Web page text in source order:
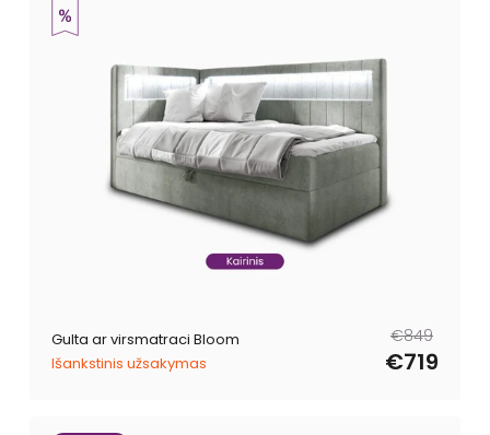
Gulta ar virsmatraci Bloom
Išankstinis užsakymas
Parastā€849
Pārdošanas
€719